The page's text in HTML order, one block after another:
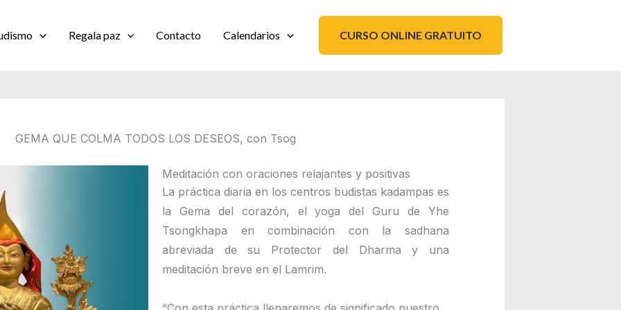
Regala paz Contacto Calendarios CURSO ONLINE GRATUITO
GEMA QUE COLMA TODOS LOS DESEOS, con Tsog
Meditación con oraciones relajantes y positivas
La práctica diaria en los centros budistas kadampas es
la Gema del corazón, el yoga del Guru de Yhe
Tsongkhapa en combinación con la sadhana
abreviada de su Protector del Dharma y una
meditación breve en el Lamrim.